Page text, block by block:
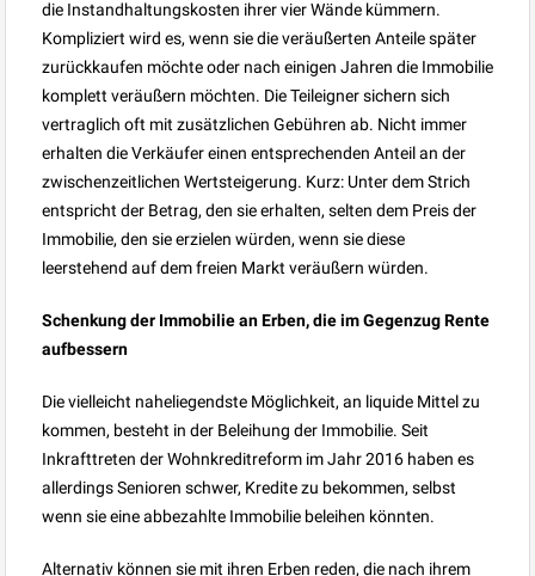
die Instandhaltungskosten ihrer vier Wände kümmern.
Kompliziert wird es, wenn sie die veräußerten Anteile später
zurückkaufen möchte oder nach einigen Jahren die Immobilie
komplett veräußern möchten. Die Teileigner sichern sich
vertraglich oft mit zusätzlichen Gebühren ab. Nicht immer
erhalten die Verkäufer einen entsprechenden Anteil an der
zwischenzeitlichen Wertsteigerung. Kurz: Unter dem Strich
entspricht der Betrag, den sie erhalten, selten dem Preis der
Immobilie, den sie erzielen würden, wenn sie diese
leerstehend auf dem freien Markt veräußern würden.
Schenkung der Immobilie an Erben, die im Gegenzug Rente
aufbessern
Die vielleicht naheliegendste Möglichkeit, an liquide Mittel zu
kommen, besteht in der Beleihung der Immobilie. Seit
Inkrafttreten der Wohnkreditreform im Jahr 2016 haben es
allerdings Senioren schwer, Kredite zu bekommen, selbst
wenn sie eine abbezahlte Immobilie beleihen könnten.
Alternativ können sie mit ihren Erben reden, die nach ihrem